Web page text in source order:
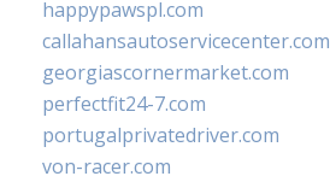
happypawspl.com
callahansautoservicecenter.com
georgiascornermarket.com
perfectfit24-7.com
portugalprivatedriver.com
von-racer.com